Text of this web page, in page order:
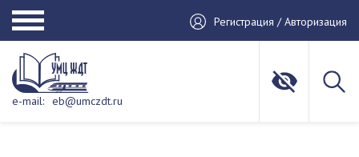
Регистрация / Авторизация
e-mail: eb@umczdt.ru